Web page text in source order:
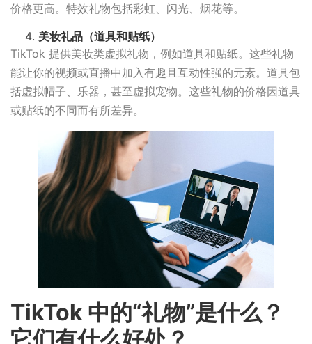
价格更高。特效礼物包括彩虹、闪光、烟花等。
美妆礼品（道具和贴纸）
TikTok 提供美妆类虚拟礼物，例如道具和贴纸。这些礼物
能让你的视频或直播中加入有趣且互动性强的元素。道具包
括虚拟帽子、乐器，甚至虚拟宠物。这些礼物的价格因道具
或贴纸的不同而有所差异。
TikTok 中的“礼物”是什么？